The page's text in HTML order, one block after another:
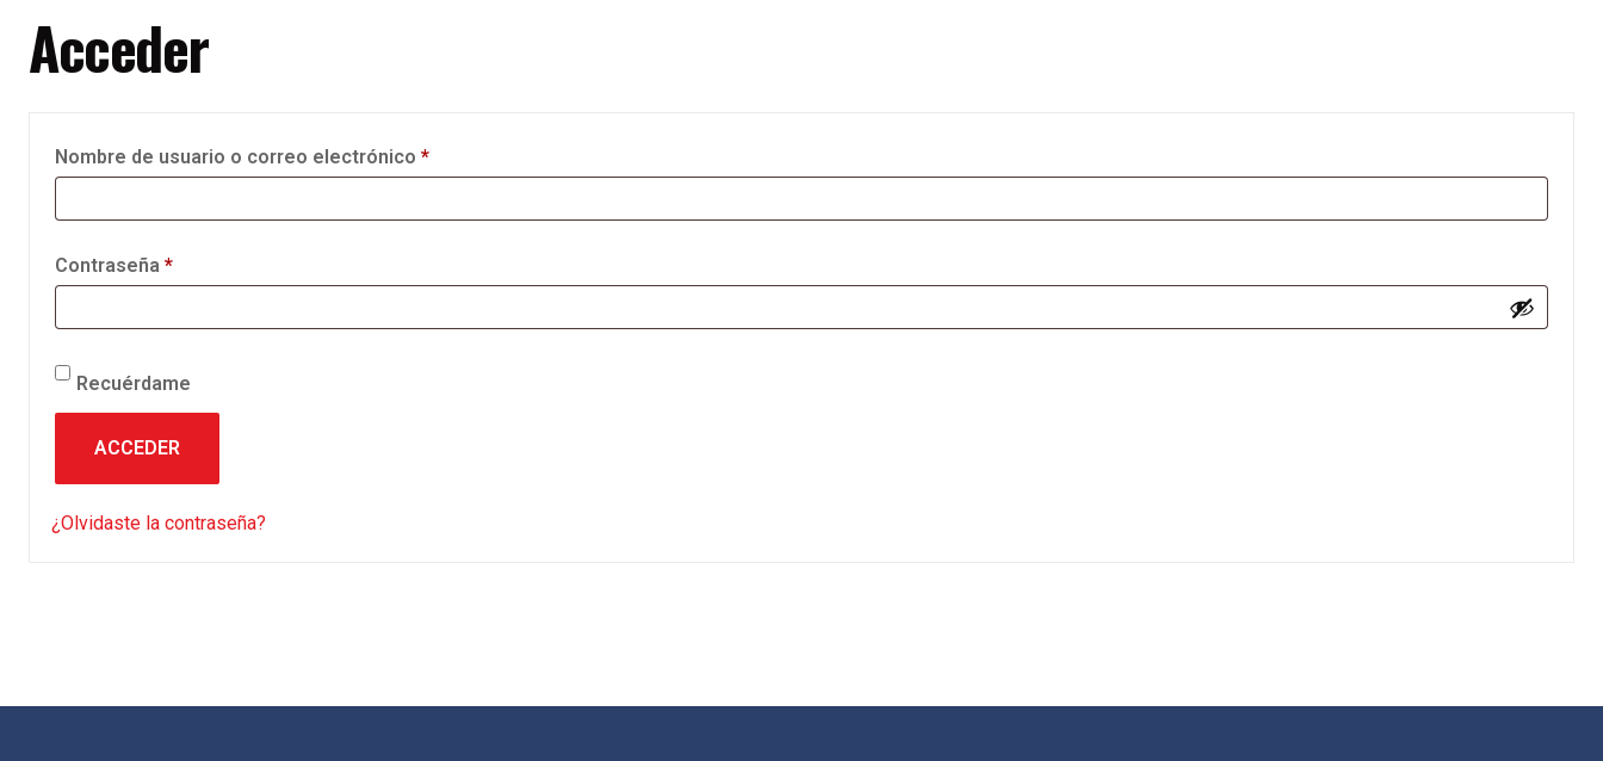
Acceder
Nombre de usuario o correo electrónico *
Contraseña *
Recuérdame
ACCEDER
¿Olvidaste la contraseña?